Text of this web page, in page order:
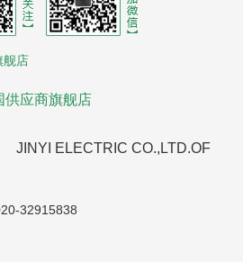
舰店
供应商旗舰店
JINYI ELECTRIC CO.,LTD.OF
32915838